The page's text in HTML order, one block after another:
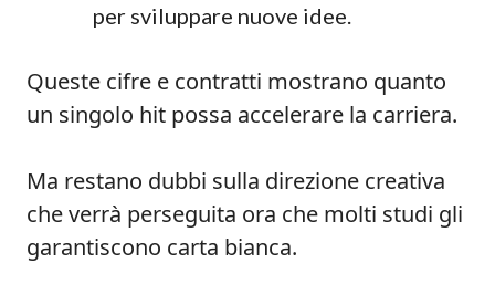
per sviluppare nuove idee.
Queste cifre e contratti mostrano quanto
un singolo hit possa accelerare la carriera.
Ma restano dubbi sulla direzione creativa
che verrà perseguita ora che molti studi gli
garantiscono carta bianca.